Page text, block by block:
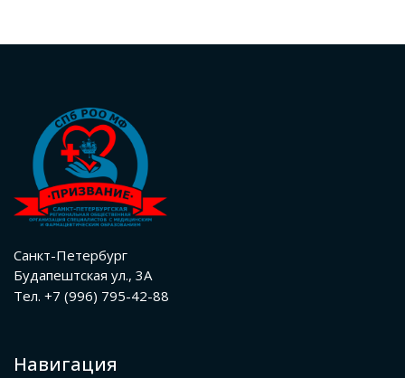
Санкт-Петербург
Будапештская ул., 3А
Тел. +7 (996) 795-42-88
Навигация